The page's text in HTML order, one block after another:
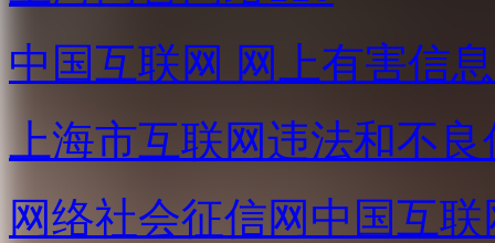
中国互联网 网上有害信
上海市互联网违法和不
网络社会征信网 中国互